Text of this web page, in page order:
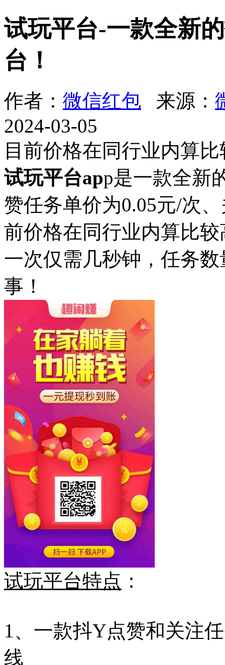
试玩平台-一款全新
台！
作者： 微信红包 来源：
2024-03-05
目前价格在同行业内算
试玩平台app是一款全新
赞任务单价为0.05元/次
前价格在同行业内算比
一次仅需几秒钟，任务
事！
试玩平台特点 ：
1、一款抖Y点赞和关注
线